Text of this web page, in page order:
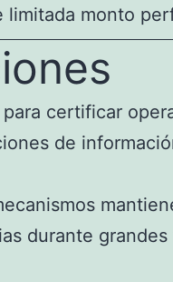
limitada monto
certificar
de
durante